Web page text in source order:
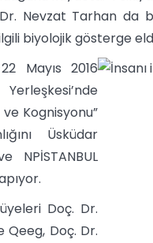
Nevzat Tarhan da
biyolojik gösterge
Mayıs 2016
Kognisyonu”
Üsküdar
NPİSTANBUL
Doç. Dr.
Doç. Dr.